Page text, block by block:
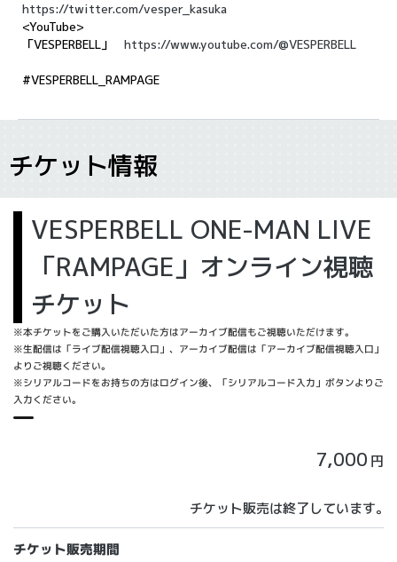
https://twitter.com/vesper_kasuka
<YouTube>
「VESPERBELL」 https://www.youtube.com/@VESPERBELL
#VESPERBELL_RAMPAGE
チケット情報
VESPERBELL ONE-MAN LIVE
「RAMPAGE」オンライン視聴
チケット
※本チケットをご購入いただいた方はアーカイブ配信もご視聴いただけます。
※生配信は「ライブ配信視聴入口」、アーカイブ配信は「アーカイブ配信視聴入口」
よりご視聴ください。
※シリアルコードをお持ちの方はログイン後、「シリアルコード入力」ボタンよりご
入力ください。
7,000 円
チケット販売は終了しています。
チケット販売期間